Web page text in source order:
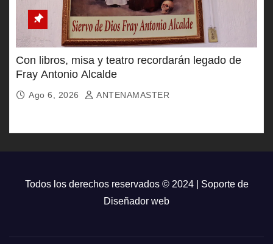
Con libros, misa y teatro recordarán legado de
Fray Antonio Alcalde
Ago 6, 2026 ANTENAMASTER
Todos los derechos reservados © 2024 | Soporte de
Diseñador web